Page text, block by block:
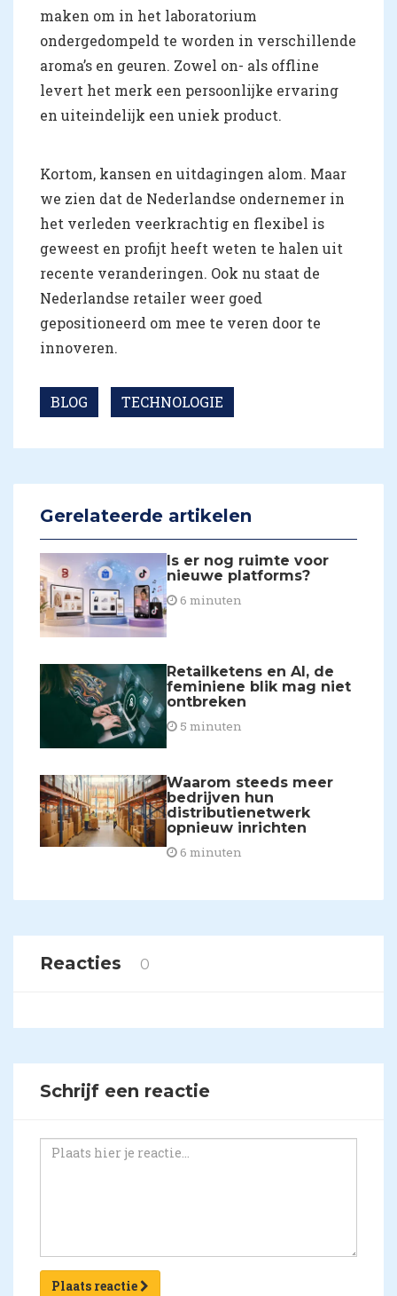
maken om in het laboratorium
ondergedompeld te worden in verschillende
aroma’s en geuren. Zowel on- als offline
levert het merk een persoonlijke ervaring
en uiteindelijk een uniek product.
Kortom, kansen en uitdagingen alom. Maar
we zien dat de Nederlandse ondernemer in
het verleden veerkrachtig en flexibel is
geweest en profijt heeft weten te halen uit
recente veranderingen. Ook nu staat de
Nederlandse retailer weer goed
gepositioneerd om mee te veren door te
innoveren.
BLOG TECHNOLOGIE
Gerelateerde artikelen
Is er nog ruimte voor
nieuwe platforms?
6 minuten
Retailketens en AI, de
feminiene blik mag niet
ontbreken
5 minuten
Waarom steeds meer
bedrijven hun
distributienetwerk
opnieuw inrichten
6 minuten
Reacties 0
Schrijf een reactie
Plaats reactie